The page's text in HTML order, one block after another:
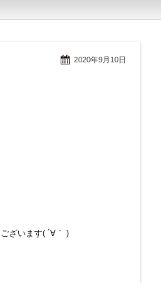
2020年9月10日
ざいます( ´∀｀ )